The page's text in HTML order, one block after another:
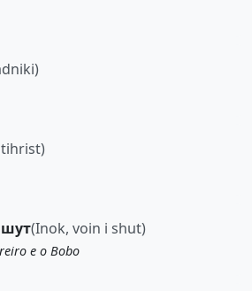
(Inok, voin i shut)
e o Bobo